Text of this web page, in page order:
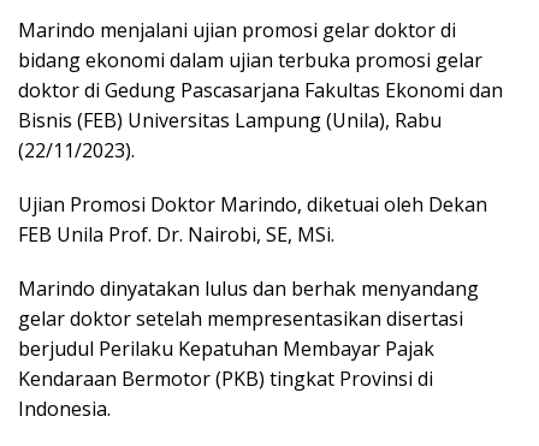
Marindo menjalani ujian promosi gelar doktor di
bidang ekonomi dalam ujian terbuka promosi gelar
doktor di Gedung Pascasarjana Fakultas Ekonomi dan
Bisnis (FEB) Universitas Lampung (Unila), Rabu
(22/11/2023).
Ujian Promosi Doktor Marindo, diketuai oleh Dekan
FEB Unila Prof. Dr. Nairobi, SE, MSi.
Marindo dinyatakan lulus dan berhak menyandang
gelar doktor setelah mempresentasikan disertasi
berjudul Perilaku Kepatuhan Membayar Pajak
Kendaraan Bermotor (PKB) tingkat Provinsi di
Indonesia.